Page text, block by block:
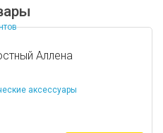
аксессуары
Аллена